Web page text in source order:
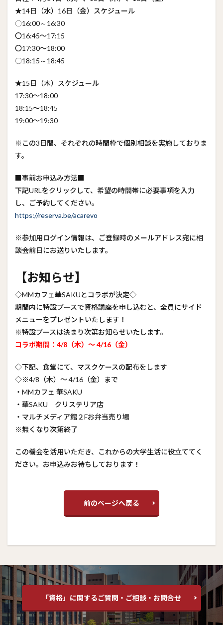
★14日（水）16日（金）スケジュール
〇16:00～16:30
〇16:45～17:15
〇17:30～18:00
〇18:15～18:45
★15日（木）スケジュール
17:30～18:00
18:15～18:45
19:00～19:30
※この3日間、それぞれの時間枠で個別相談を実施しておりま
す。
■事前お申込み方法■
下記URLをクリックして、希望の時間帯に必要事項を入力
し、ご予約してください。
https://reserva.be/acarevo
※参加用ログイン情報は、ご登録時のメールアドレス宛に相
談会前日にお送りいたします。
【お知らせ】
◇MMカフェ華SAKUとコラボが決定◇
期間内に特設ブースで資格講座を申し込むと、全員にサイド
メニューをプレゼントいたします！
※特設ブースは決まり次第お知らせいたします。
コラボ期間：4/8（木）～ 4/16（金）
◇下記、食堂にて、マスクケースの配布をします
◇※4/8（木）～ 4/16（金）まで
・MMカフェ 華SAKU
・華SAKU クリステリア店
・マルチメディア館２Fお弁当売り場
※無くなり次第終了
この機会を活用いただき、これからの大学生活に役立ててく
ださい。お申込みお待ちしております！
前のページへ戻る
「資格」に関するご質問・ご相談・お問合せ